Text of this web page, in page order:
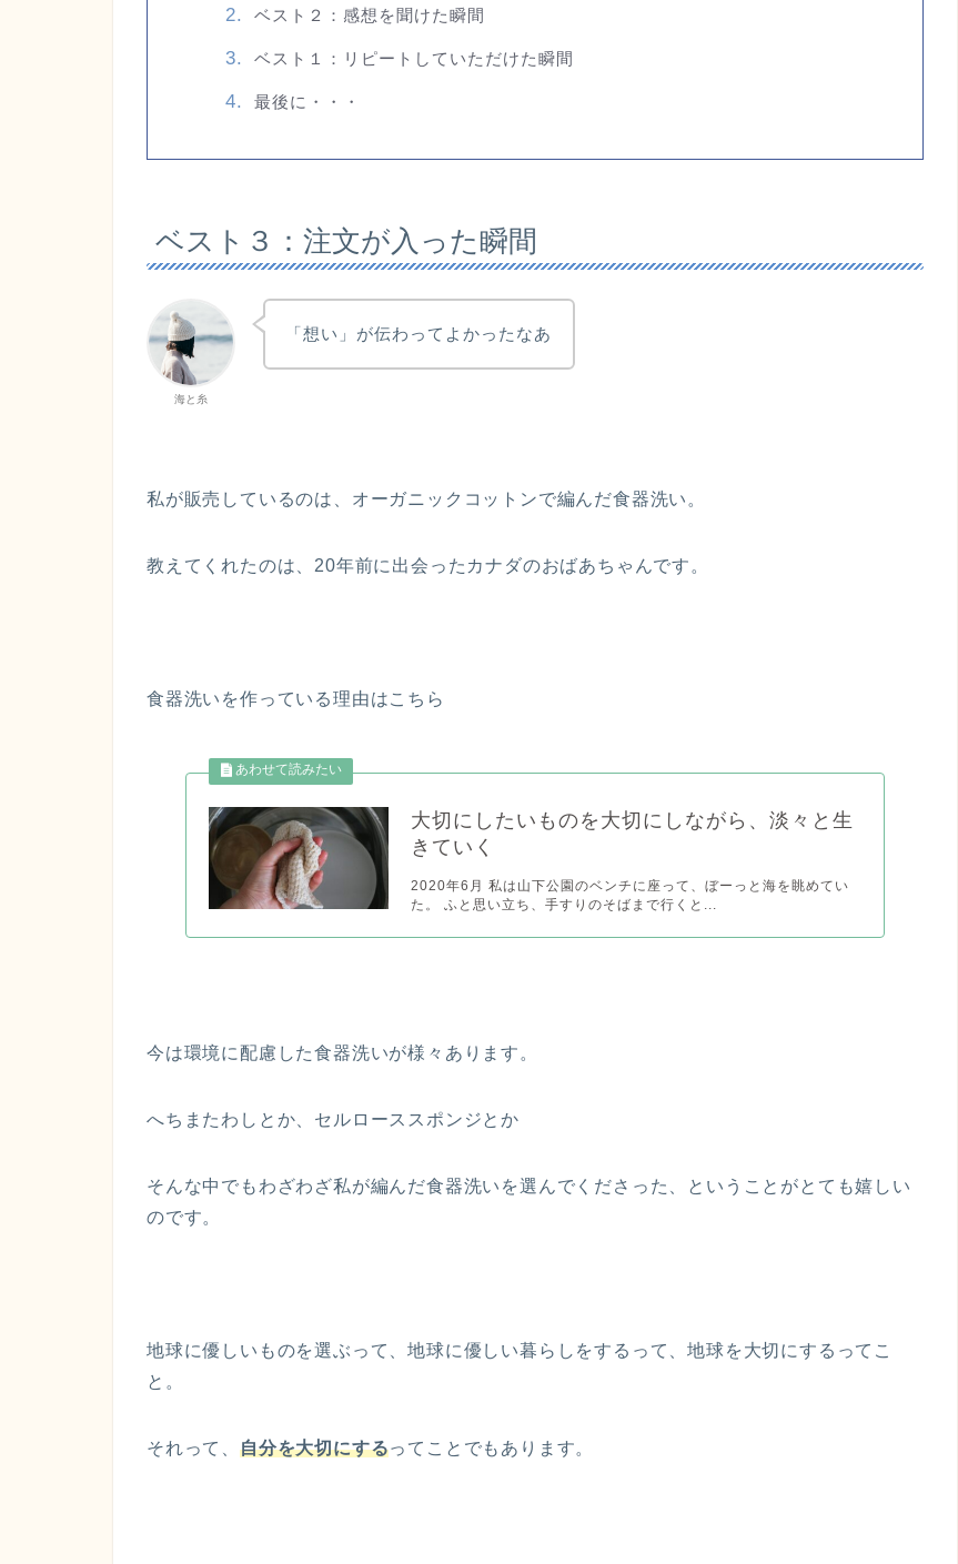
ベスト２：感想を聞けた瞬間
ベスト１：リピートしていただけた瞬間
最後に・・・
ベスト３：注文が入った瞬間
海と糸
「想い」が伝わってよかったなあ
私が販売しているのは、オーガニックコットンで編んだ食器洗い。
教えてくれたのは、20年前に出会ったカナダのおばあちゃんです。
食器洗いを作っている理由はこちら
大切にしたいものを大切にしながら、淡々と生
きていく
2020年6月 私は山下公園のベンチに座って、ぼーっと海を眺めてい
た。 ふと思い立ち、手すりのそばまで行くと...
今は環境に配慮した食器洗いが様々あります。
へちまたわしとか、セルローススポンジとか
そんな中でもわざわざ私が編んだ食器洗いを選んでくださった、ということがとても嬉しい
のです。
地球に優しいものを選ぶって、地球に優しい暮らしをするって、地球を大切にするってこ
と。
それって、 自分を大切にするってことでもあります。